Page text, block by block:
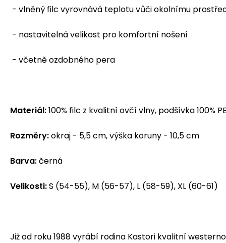
- vlněný filc vyrovnává teplotu vůči okolnímu
- nastavitelná velikost pro komfortní nošení
- včetně ozdobného pera
Materiál:100% filc z kvalitní ovčí vlny, podšívka 100%
Rozměry:okraj - 5,5 cm, výška koruny - 10,5 cm
Barva:černá
Velikosti:S (54-55), M (56-57), L (58-59), XL (60-61)
Již od roku 1988 vyrábí rodina Kastori kvalitní